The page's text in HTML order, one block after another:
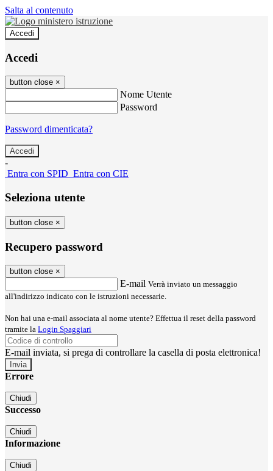
Salta al contenuto
Accedi
Accedi
button close ×
Nome Utente
Password
Password dimenticata?
-
Entra con SPID Entra con CIE
Seleziona utente
button close ×
Recupero password
button close ×
E-mail Verrà inviato un messaggio
all'indirizzo indicato con le istruzioni necessarie.
Non hai una e-mail associata al nome utente? Effettua il reset della password
tramite la Login Spaggiari
E-mail inviata, si prega di controllare la casella di posta elettronica!
Errore
Chiudi
Successo
Chiudi
Informazione
Chiudi